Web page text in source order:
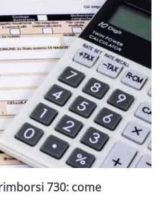
730: come